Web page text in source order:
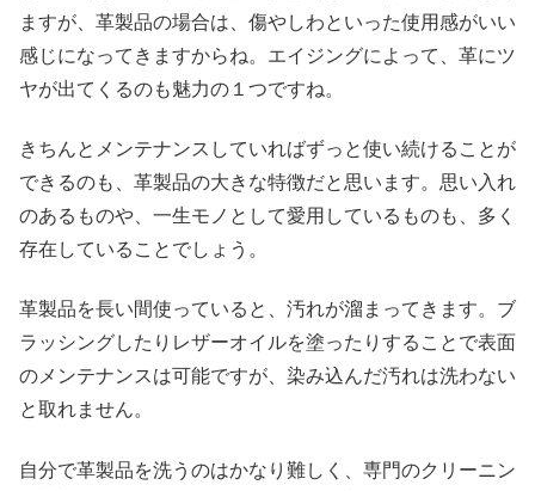
ますが、革製品の場合は、傷やしわといった使用感がいい
感じになってきますからね。エイジングによって、革にツ
ヤが出てくるのも魅力の１つですね。
きちんとメンテナンスしていればずっと使い続けることが
できるのも、革製品の大きな特徴だと思います。思い入れ
のあるものや、一生モノとして愛用しているものも、多く
存在していることでしょう。
革製品を長い間使っていると、汚れが溜まってきます。ブ
ラッシングしたりレザーオイルを塗ったりすることで表面
のメンテナンスは可能ですが、染み込んだ汚れは洗わない
と取れません。
自分で革製品を洗うのはかなり難しく、専門のクリーニン